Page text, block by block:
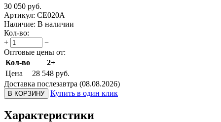
30 050 руб.
Артикул: CE020A
Наличие: В наличии
Кол-во:
+
−
Оптовые цены от:
Кол-во
2+
Цена
28 548 руб.
Доставка послезавтра (08.08.2026)
В КОРЗИНУ Купить в один клик
Характеристики